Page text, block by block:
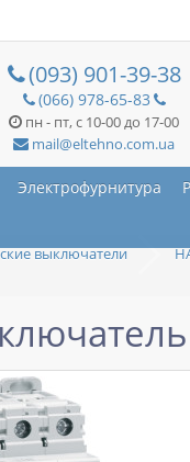
(093) 901-39-38
(066) 978-65-83
пн - пт, с 10-00 до 17-00
mail@eltehno.com.ua
Электрофурнитура
выключатели